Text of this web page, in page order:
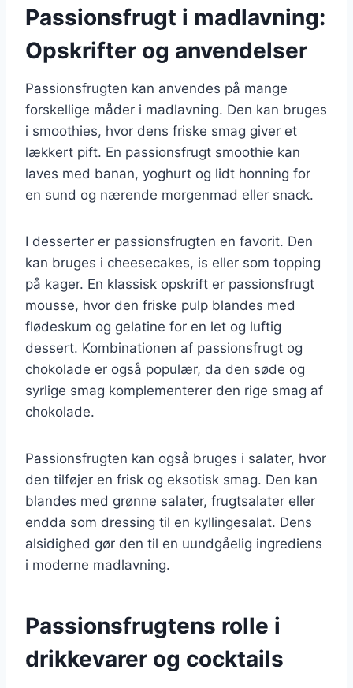
Passionsfrugt i madlavning:
Opskrifter og anvendelser
Passionsfrugten kan anvendes på mange
forskellige måder i madlavning. Den kan bruges
i smoothies, hvor dens friske smag giver et
lækkert pift. En passionsfrugt smoothie kan
laves med banan, yoghurt og lidt honning for
en sund og nærende morgenmad eller snack.
I desserter er passionsfrugten en favorit. Den
kan bruges i cheesecakes, is eller som topping
på kager. En klassisk opskrift er passionsfrugt
mousse, hvor den friske pulp blandes med
flødeskum og gelatine for en let og luftig
dessert. Kombinationen af passionsfrugt og
chokolade er også populær, da den søde og
syrlige smag komplementerer den rige smag af
chokolade.
Passionsfrugten kan også bruges i salater, hvor
den tilføjer en frisk og eksotisk smag. Den kan
blandes med grønne salater, frugtsalater eller
endda som dressing til en kyllingesalat. Dens
alsidighed gør den til en uundgåelig ingrediens
i moderne madlavning.
Passionsfrugtens rolle i
drikkevarer og cocktails